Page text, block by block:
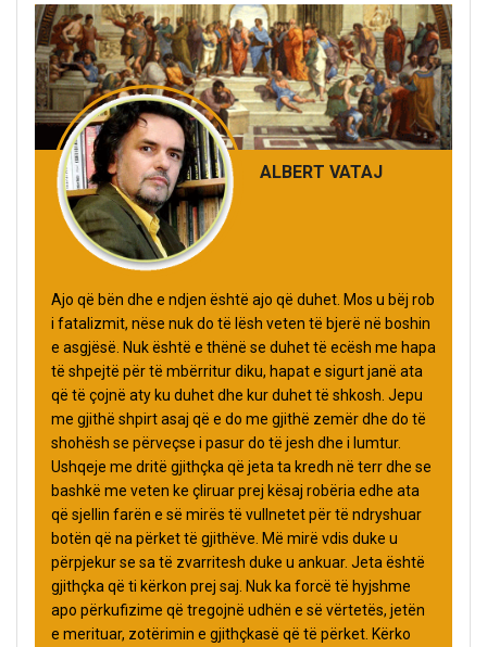
ALBERT VATAJ
Ajo që bën dhe e ndjen është ajo që duhet. Mos u bëj rob
i fatalizmit, nëse nuk do të lësh veten të bjerë në boshin
e asgjësë. Nuk është e thënë se duhet të ecësh me hapa
të shpejtë për të mbërritur diku, hapat e sigurt janë ata
që të çojnë aty ku duhet dhe kur duhet të shkosh. Jepu
me gjithë shpirt asaj që e do me gjithë zemër dhe do të
shohësh se përveçse i pasur do të jesh dhe i lumtur.
Ushqeje me dritë gjithçka që jeta ta kredh në terr dhe se
bashkë me veten ke çliruar prej kësaj robëria edhe ata
që sjellin farën e së mirës të vullnetet për të ndryshuar
botën që na përket të gjithëve. Më mirë vdis duke u
përpjekur se sa të zvarritesh duke u ankuar. Jeta është
gjithçka që ti kërkon prej saj. Nuk ka forcë të hyjshme
apo përkufizime që tregojnë udhën e së vërtetës, jetën
e merituar, zotërimin e gjithçkasë që të përket. Kërko